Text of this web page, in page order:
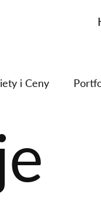
i Ceny